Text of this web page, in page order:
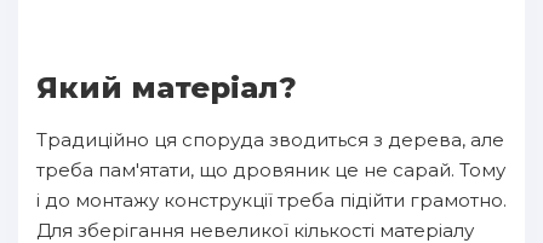
Який матеріал?
Традиційно ця споруда зводиться з дерева, але
треба пам'ятати, що дровяник це не сарай. Тому
і до монтажу конструкції треба підійти грамотно.
Для зберігання невеликої кількості матеріалу